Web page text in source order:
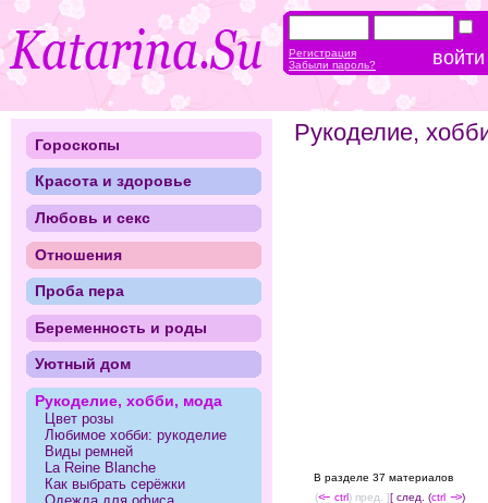
Рукоделие,
В разделе 37 материалов
(<-- ctrl) пред. ][ след. (ctrl --> )
Гороскопы
Красота и здоровье
Любовь и секс
Отношения
Проба пера
Беременность и роды
Уютный дом
Рукоделие, хобби, мода
Цвет розы
Любимое хобби: рукоделие
Виды ремней
La Reine Blanche
Как выбрать серёжки
Регистрация
Забыли пароль?